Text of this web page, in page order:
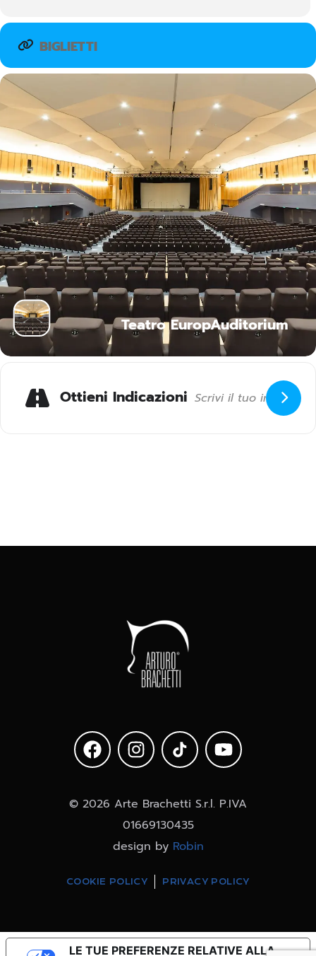
BIGLIETTI
Teatro EuropAuditorium
Ottieni Indicazioni
© 2026 Arte Brachetti S.r.l. P.IVA
01669130435
design by Robin
COOKIE POLICY PRIVACY POLICY
LE TUE PREFERENZE RELATIVE ALLA